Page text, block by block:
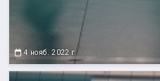
4 нояб. 2022 г.